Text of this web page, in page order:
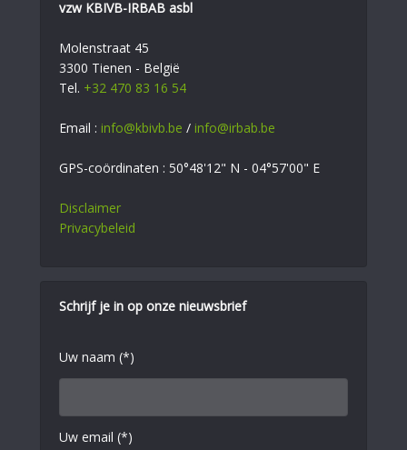
vzw KBIVB-IRBAB asbl
Molenstraat 45
3300 Tienen - België
Tel. +32 470 83 16 54
Email : info@kbivb.be / info@irbab.be
GPS-coördinaten : 50°48'12" N - 04°57'00" E
Disclaimer
Privacybeleid
Schrijf je in op onze nieuwsbrief
Uw naam (*)
Uw email (*)